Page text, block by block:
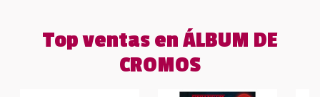
Top ventas en ÁLBUM DE
CROMOS